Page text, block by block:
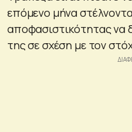
επόμενο μήνα
αποφασιστικότητας να
της σε σχέση με τον